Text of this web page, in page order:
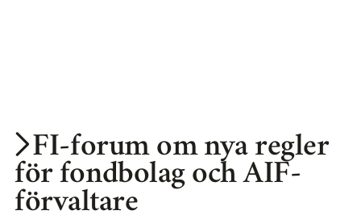
FI-forum om nya regler
för fondbolag och AIF-
förvaltare